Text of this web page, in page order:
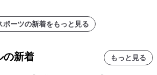
ポーツの新着をもっと見る
の新着 もっと見る